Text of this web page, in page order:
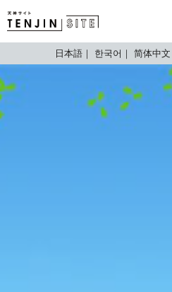
TENJIN SITE
日本語 한국어 简体中文